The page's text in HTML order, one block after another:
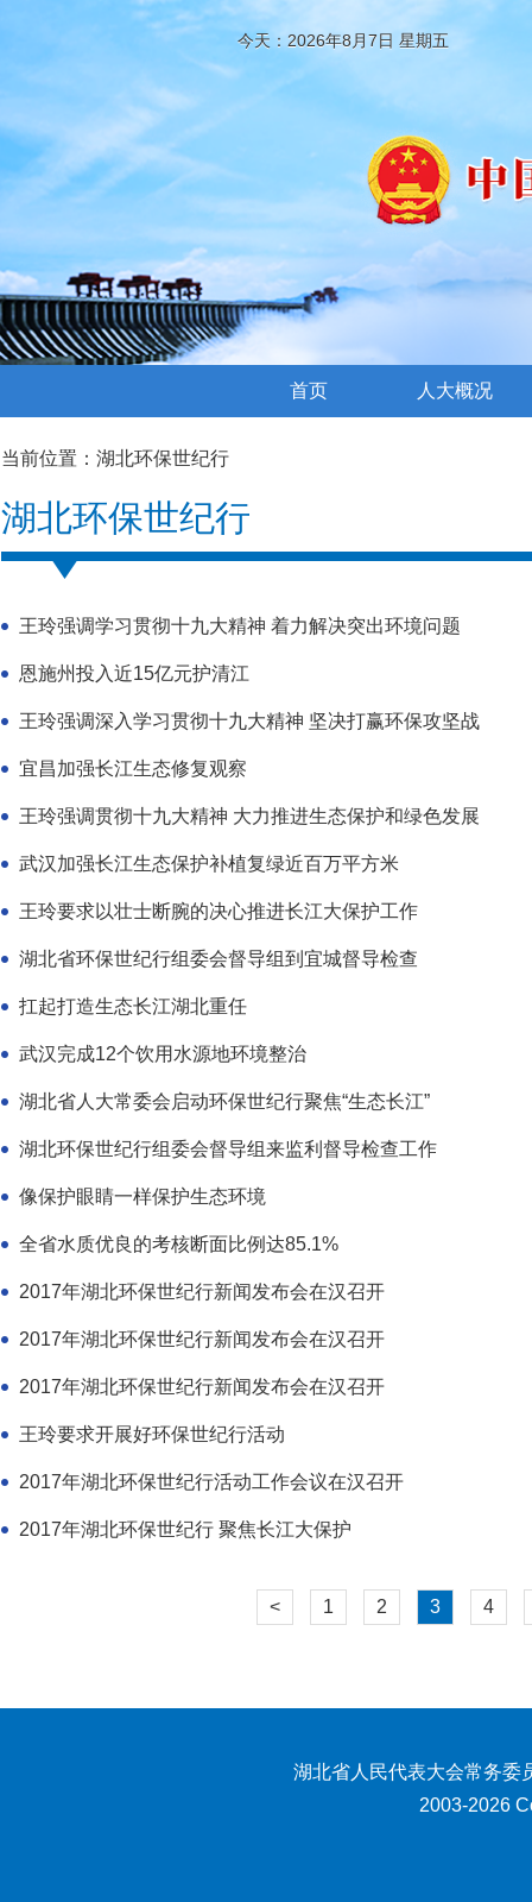
今天：2026年8月7日 星期五
首页 人大概况
当前位置： 湖北环保世纪行
湖北环保世纪行
王玲强调学习贯彻十九大精神 着力解决突出环境问题
恩施州投入近15亿元护清江
王玲强调深入学习贯彻十九大精神 坚决打赢环保攻坚战
宜昌加强长江生态修复观察
王玲强调贯彻十九大精神 大力推进生态保护和绿色发展
武汉加强长江生态保护补植复绿近百万平方米
王玲要求以壮士断腕的决心推进长江大保护工作
湖北省环保世纪行组委会督导组到宜城督导检查
扛起打造生态长江湖北重任
武汉完成12个饮用水源地环境整治
湖北省人大常委会启动环保世纪行聚焦“生态长江”
湖北环保世纪行组委会督导组来监利督导检查工作
像保护眼睛一样保护生态环境
全省水质优良的考核断面比例达85.1%
2017年湖北环保世纪行新闻发布会在汉召开
2017年湖北环保世纪行新闻发布会在汉召开
2017年湖北环保世纪行新闻发布会在汉召开
王玲要求开展好环保世纪行活动
2017年湖北环保世纪行活动工作会议在汉召开
2017年湖北环保世纪行 聚焦长江大保护
< 1 2 3 4
湖北省人民代表大会常务委
2003-2026